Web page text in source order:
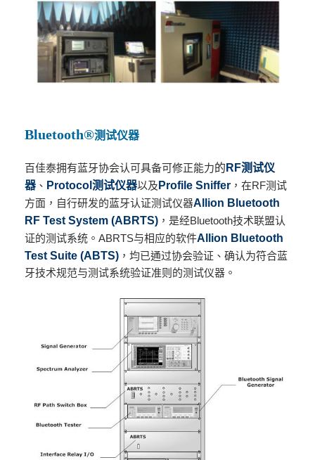
Bluetooth®测试仪器
百佳泰拥有蓝牙协会认可具备可修正能力的 RF测试仪
器 、 Protocol测试仪器以及 Profile Sniffer ，在RF测试
方面，自行研发的蓝牙认证测试仪器Allion Bluetooth
RF Test System (ABRTS) ，是经Bluetooth技术联盟认
证的测试系统。ABRTS与相应的软件Allion Bluetooth
Test Suite (ABTS) ，均已通过协会验证、确认为符合蓝
牙技术规范与测试系统验证准则的测试仪器。